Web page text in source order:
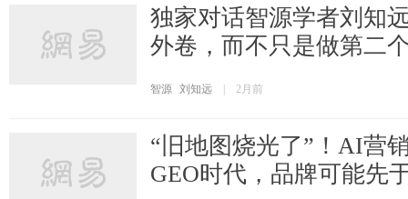
独家对话智源学者刘知
外卷，而不只是做第二
智源 刘知远 2月前
“旧地图烧光了”！AI营
GEO时代，品牌可能先